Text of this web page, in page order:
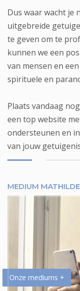
Dus waar wacht je
uitgebreide
te geven om te
kunnen we een
van mensen en
spirituele en
Plaats vandaag
een top website
ondersteunen en
van jouw
MEDIUM MATHILDE
Onze mediums +